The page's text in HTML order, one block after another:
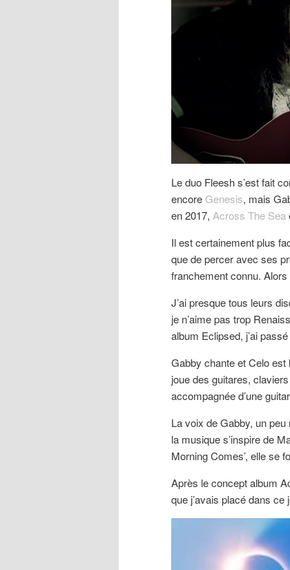
Le duo Fleesh s’est fait
encore Genesis, mais
en 2017, Across The Sea
Il est certainement plus
que de percer avec ses
franchement connu.
J’ai presque tous leurs
je n’aime pas trop
album Eclipsed, j’ai
Gabby chante et Celo est
joue des guitares,
accompagnée d’une
La voix de Gabby, un
la musique s’inspire de
Morning Comes’, elle se
Après le concept album
que j’avais placé dans ce